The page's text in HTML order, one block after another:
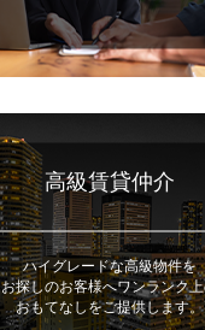
高級賃貸仲介
ハイグレードな高級物件を
お探しのお客様へワンランク
おもてなしをご提供します。